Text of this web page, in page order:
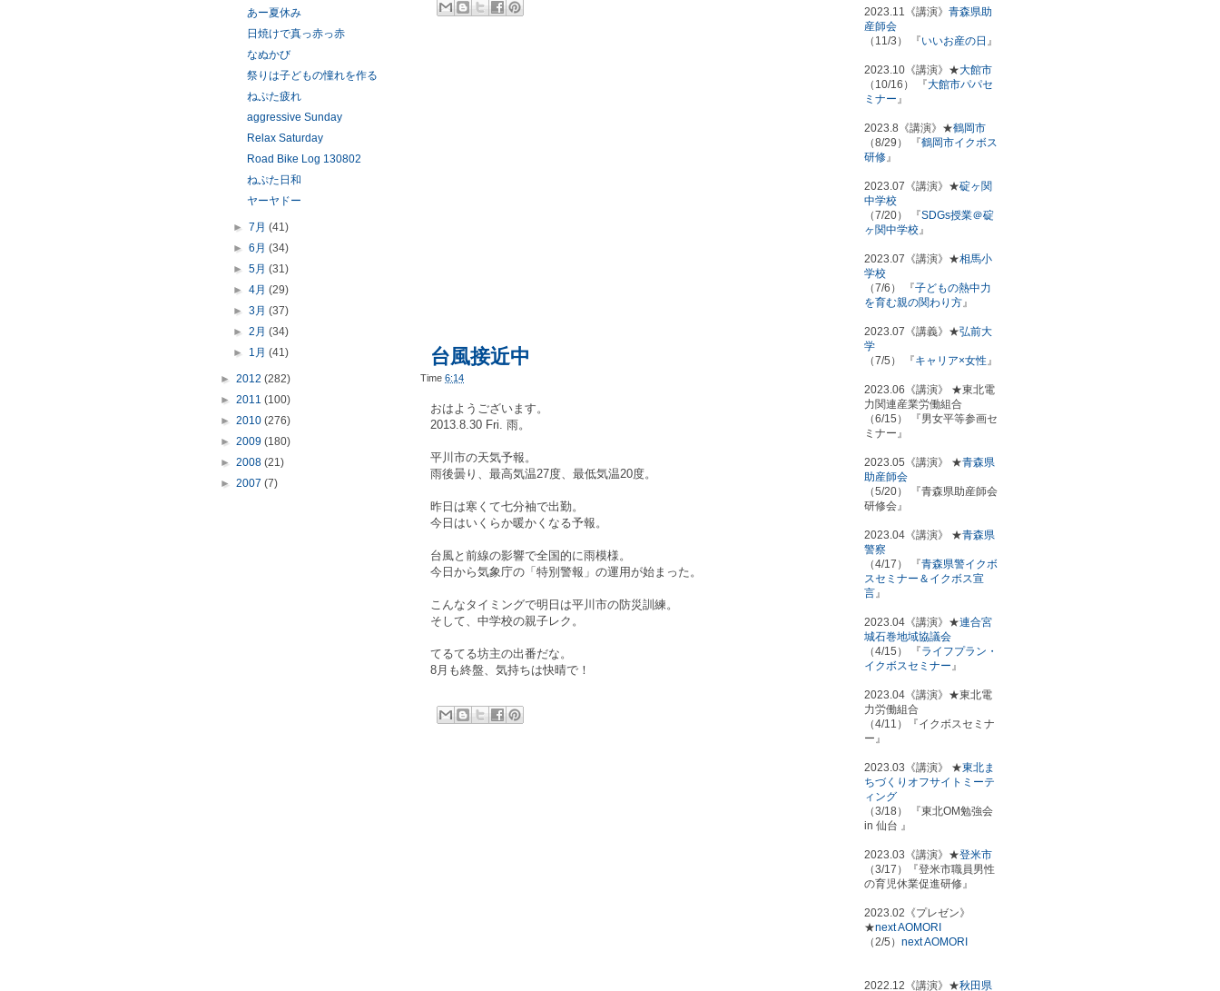
台風接近中
Time6:14
おはようございます。
2013.8.30 Fri. 雨。
平川市の天気予報。
雨後曇り、最高気温27度、最低気温20度。
昨日は寒くて七分袖で出勤。
今日はいくらか暖かくなる予報。
台風と前線の影響で全国的に雨模様。
今日から気象庁の「特別警報」の運用が始まった。
こんなタイミングで明日は平川市の防災訓練。
そして、中学校の親子レク。
てるてる坊主の出番だな。
8月も終盤、気持ちは快晴で！
あー夏休み
日焼けで真っ赤っ赤
なぬかび
祭りは子どもの憧れを作る
ねぷた疲れ
aggressive Sunday
Relax Saturday
Road Bike Log 130802
ねぷた日和
ヤーヤドー
►7月(41)
►6月(34)
►5月(31)
►4月(29)
►3月(37)
►2月(34)
► 1月(41)
► 2012 (282)
► 2011 (100)
► 2010 (276)
► 2009 (180)
► 2008 (21)
► 2007 (7)
2023.11《講演》 青森県助
産師会
（11/3） 『いいお産の日 』
2023.10《講演》★大館市
（10/16） 『大館市パパセ
ミナー 』
2023.8《講演》★鶴岡市
（8/29） 『鶴岡市イクボス
研修 』
2023.07《講演》★碇ヶ関
中学校
（7/20） 『SDGs授業＠碇
ヶ関中学校 』
2023.07《講演》★相馬小
学校
（7/6） 『子どもの熱中力
を育む親の関わり方 』
2023.07《講義》★弘前大
学
（7/5） 『キャリア×女性 』
2023.06《講演》 ★東北電
力関連産業労働組合
（6/15） 『男女平等参画セ
ミナー』
2023.05《講演》 ★青森県
助産師会
（5/20） 『青森県助産師会
研修会』
2023.04《講演》 ★青森県
警察
（4/17） 『青森県警イクボ
スセミナー＆イクボス宣
言 』
2023.04《講演》★連合宮
城石巻地域協議会
（4/15） 『ライフプラン・
イクボスセミナー 』
2023.04《講演》★東北電
力労働組合
（4/11）『イクボスセミナ
ー』
2023.03《講演》 ★東北ま
ちづくりオフサイトミーテ
ィング
（3/18） 『東北OM勉強会
in 仙台 』
2023.03《講演》★登米市
（3/17）『登米市職員男性
の育児休業促進研修』
2023.02《プレゼン》
★next AOMORI
（2/5） next AOMORI
2022.12《講演》★秋田県